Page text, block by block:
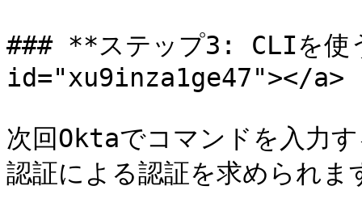
### **ステップ3: CLIを
id="xu9inza1ge47"></a>
次回Oktaでコマンドを入力
認証による認証を求められま